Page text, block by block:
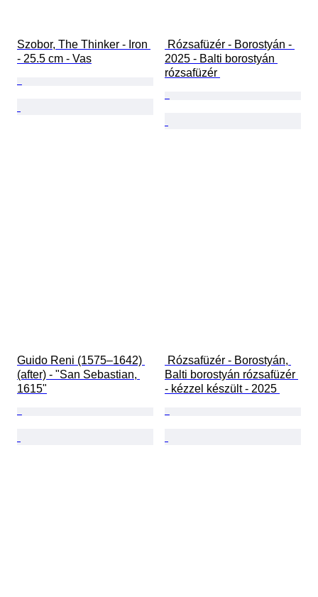
Szobor, The Thinker - Iron
- 25.5 cm - Vas
2025 - Balti borostyán
rózsafüzér
Guido Reni (1575–1642)
(after) - "San Sebastian,
1615"
Balti borostyán rózsafüzér
- kézzel készült - 2025